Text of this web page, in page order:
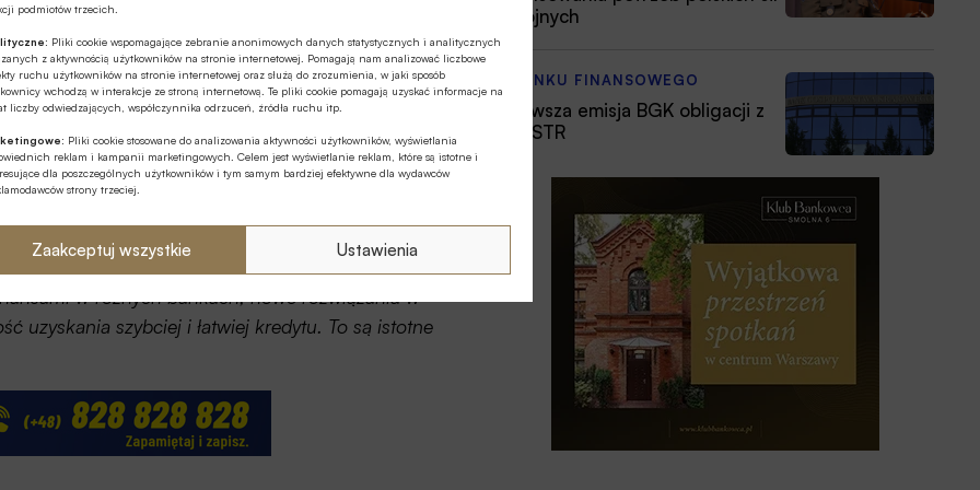
podmiotów trzecich.
Pliki cookie wspomagające zebranie anonimowych danych statystycznych i analitycznych
z aktywnością użytkowników na stronie internetowej. Pomagają nam analizować liczbowe
ruchu użytkowników na stronie internetowej oraz służą do zrozumienia, w jaki sposób
wchodzą w interakcje ze stroną internetową. Te pliki cookie pomagają uzyskać informacje na
liczby odwiedzających, współczynnika odrzuceń, źródła ruchu itp.
Pliki cookie stosowane do analizowania aktywności użytkowników, wyświetlania
reklam i kampanii marketingowych. Celem jest wyświetlanie reklam, które są istotne i
dla poszczególnych użytkowników i tym samym bardziej efektywne dla wydawców
strony trzeciej.
Zaakceptuj wszystkie Ustawienia
z punktu widzenia zwykłego konsumenta,
się zmieniało?
o otwartej bankowości niewiele wie. Dla niego
dobę.
otwartej bankowości? Ponieważ to, co jest istotne dla
za otwartą bankowością.
dla konsumenta są produkty i usługi, które mogą
w różnych bankach, nowe rozwiązania w
uzyskania szybciej i łatwiej kredytu. To są istotne
zbrojnych
Z RYNKU FINANSOWEGO
Pierwsza emisja BGK obligacji z
POLSTR